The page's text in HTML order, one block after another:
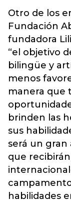
Otro de los
Fundación
fundadora
“el objetivo
bilingüe y
menos
manera que
brinden las
sus
será un gran
que
habilidades